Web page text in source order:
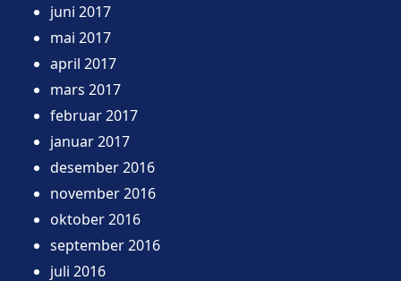
juni 2017
mai 2017
april 2017
mars 2017
februar 2017
januar 2017
desember 2016
november 2016
oktober 2016
september 2016
juli 2016